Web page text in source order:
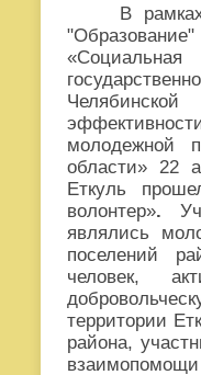
В
молодежной
области» 22
Еткуль
волонтер».
являлись
поселений
человек,
территории
района,